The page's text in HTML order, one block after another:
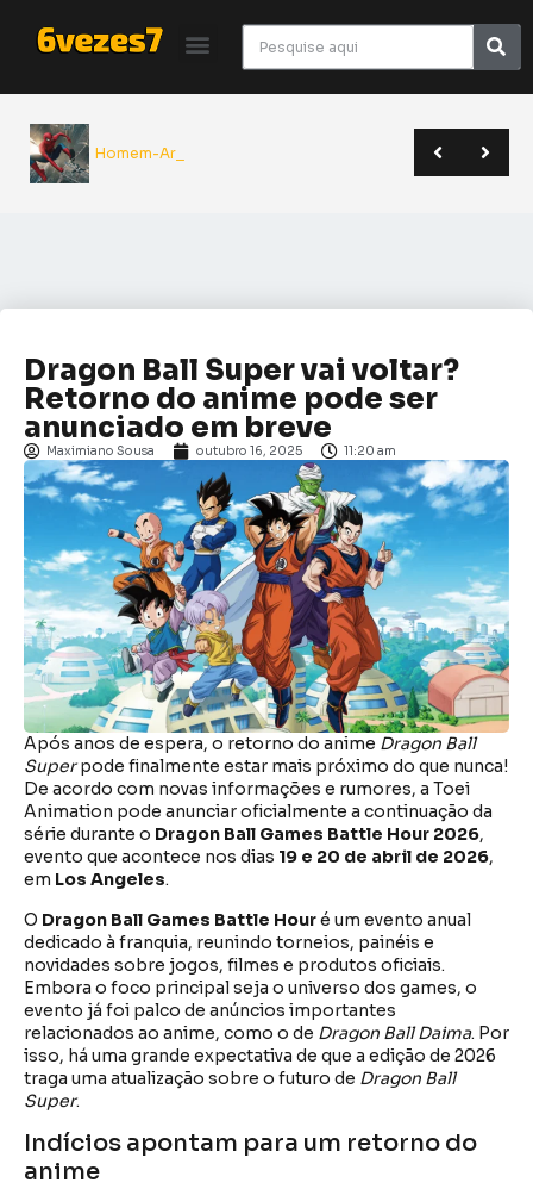
Homem-Aranha: Um N
Dragon Ball Super vai voltar?
Retorno do anime pode ser
anunciado em breve
Maximiano Sousa outubro 16, 2025 11:20 am
Após anos de espera, o retorno do anime Dragon Ball
Superpode finalmente estar mais próximo do que nunca!
De acordo com novas informações e rumores, a Toei
Animation pode anunciar oficialmente a continuação da
série durante o Dragon Ball Games Battle Hour 2026,
evento que acontece nos dias 19 e 20 de abril de 2026,
em Los Angeles.
O Dragon Ball Games Battle Houré um evento anual
dedicado à franquia, reunindo torneios, painéis e
novidades sobre jogos, filmes e produtos oficiais.
Embora o foco principal seja o universo dos games, o
evento já foi palco de anúncios importantes
relacionados ao anime, como o de Dragon Ball Daima. Por
isso, há uma grande expectativa de que a edição de 2026
traga uma atualização sobre o futuro de Dragon Ball
Super.
Indícios apontam para um retorno do
anime